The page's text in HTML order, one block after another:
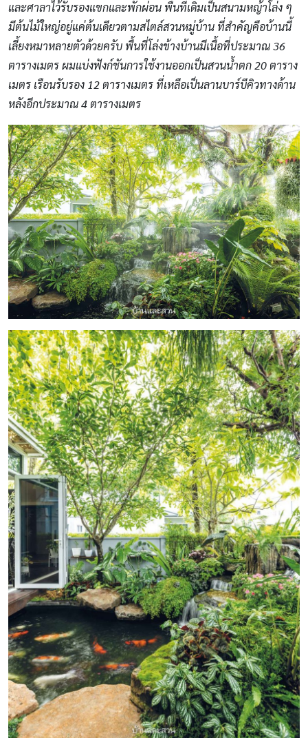
และศาลาไว้รับรองแขกและพักผ่อน พื้นที่เดิมเป็นสนามหญ้าโล่ง ๆ
มีต้นไม้ใหญ่อยู่แค่ต้นเดียวตามสไตล์สวนหมู่บ้าน ที่สำคัญคือบ้านนี้
เลี้ยงหมาหลายตัวด้วยครับ พื้นที่โล่งข้างบ้านมีเนื้อที่ประมาณ 36
ตารางเมตร ผมแบ่งฟังก์ชันการใช้งานออกเป็นสวนน้ำตก 20 ตาราง
เมตร เรือนรับรอง 12 ตารางเมตร ที่เหลือเป็นลานบาร์บีคิวทางด้าน
หลังอีกประมาณ 4 ตารางเมตร